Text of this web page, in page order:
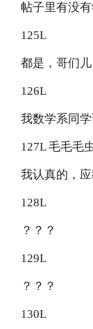
帖子里有没
125L
都是，哥们儿
126L
我数学系同
127L 毛毛毛
我认真的，
128L
？？？
129L
？？？
130L